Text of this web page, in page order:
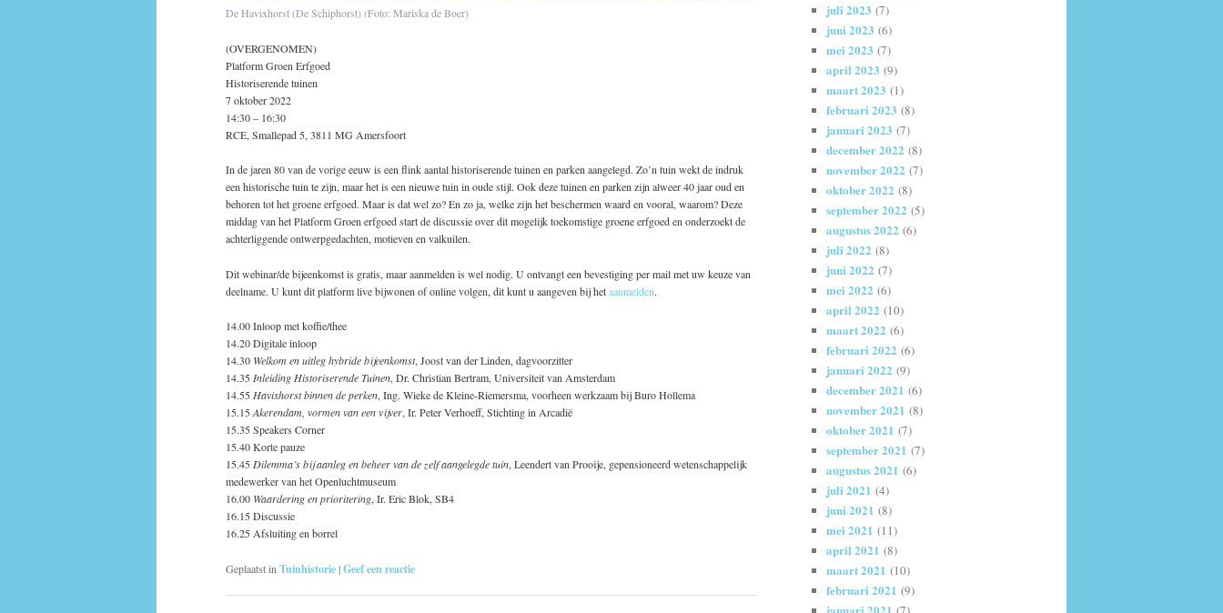
De Havixhorst (De Schiphorst) (Foto: Mariska de Boer)
(OVERGENOMEN)
Platform Groen Erfgoed
Historiserende tuinen
7 oktober 2022
14:30 – 16:30
RCE, Smallepad 5, 3811 MG Amersfoort
In de jaren 80 van de vorige eeuw is een flink aantal historiserende tuinen en parken aangelegd. Zo’n tuin wekt de indruk
een historische tuin te zijn, maar het is een nieuwe tuin in oude stijl. Ook deze tuinen en parken zijn alweer 40 jaar oud en
behoren tot het groene erfgoed. Maar is dat wel zo? En zo ja, welke zijn het beschermen waard en vooral, waarom? Deze
middag van het Platform Groen erfgoed start de discussie over dit mogelijk toekomstige groene erfgoed en onderzoekt de
achterliggende ontwerpgedachten, motieven en valkuilen.
Dit webinar/de bijeenkomst is gratis, maar aanmelden is wel nodig. U ontvangt een bevestiging per mail met uw keuze van
deelname. U kunt dit platform live bijwonen of online volgen, dit kunt u aangeven bij hetaanmelden.
14.00 Inloop met koffie/thee
14.20 Digitale inloop
14.30 Welkom en uitleg hybride bijeenkomst, Joost van der Linden, dagvoorzitter
14.35 Inleiding Historiserende Tuinen, Dr. Christian Bertram, Universiteit van Amsterdam
14.55 Havixhorst binnen de perken, Ing. Wieke de Kleine-Riemersma, voorheen werkzaam bij Buro Hollema
15.15Akerendam, vormen van een vijver, Ir. Peter Verhoeff, Stichting in Arcadië
15.35 Speakers Corner
15.40 Korte pauze
15.45 Dilemma’s bij aanleg en beheer van de zelf aangelegde tuin, Leendert van Prooije, gepensioneerd wetenschappelijk
medewerker van het Openluchtmuseum
16.00 Waardering en prioritering, Ir. Eric Blok, SB4
16.15 Discussie
16.25 Afsluiting en borrel
Geplaatst in Tuinhistorie|Geef een reactie
juli 2023 (7)
juni 2023 (6)
mei 2023 (7)
april 2023 (9)
maart 2023 (1)
februari 2023 (8)
januari 2023 (7)
december 2022 (8)
november 2022 (7)
oktober 2022 (8)
september 2022 (5)
augustus 2022 (6)
juli 2022 (8)
juni 2022 (7)
mei 2022 (6)
april 2022 (10)
maart 2022 (6)
februari 2022 (6)
januari 2022 (9)
december 2021 (6)
november 2021 (8)
oktober 2021 (7)
september 2021 (7)
augustus 2021 (6)
juli 2021 (4)
juni 2021 (8)
mei 2021 (11)
april 2021 (8)
maart 2021 (10)
februari 2021 (9)